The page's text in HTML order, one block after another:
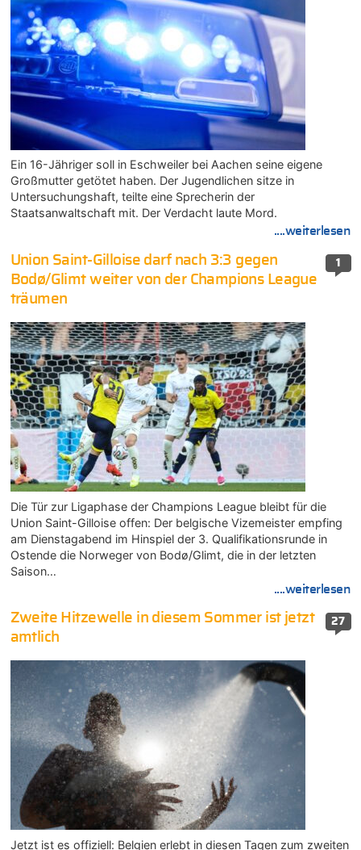
Ein 16-Jähriger soll in Eschweiler bei Aachen seine eigene
Großmutter getötet haben. Der Jugendlichen sitze in
Untersuchungshaft, teilte eine Sprecherin der
Staatsanwaltschaft mit. Der Verdacht laute Mord.
....weiterlesen
1
Union Saint-Gilloise darf nach 3:3 gegen
Bodø/Glimt weiter von der Champions League
träumen
Die Tür zur Ligaphase der Champions League bleibt für die
Union Saint-Gilloise offen: Der belgische Vizemeister empfing
am Dienstagabend im Hinspiel der 3. Qualifikationsrunde in
Ostende die Norweger von Bodø/Glimt, die in der letzten
Saison…
....weiterlesen
27
Zweite Hitzewelle in diesem Sommer ist jetzt
amtlich
Jetzt ist es offiziell: Belgien erlebt in diesen Tagen zum zweiten